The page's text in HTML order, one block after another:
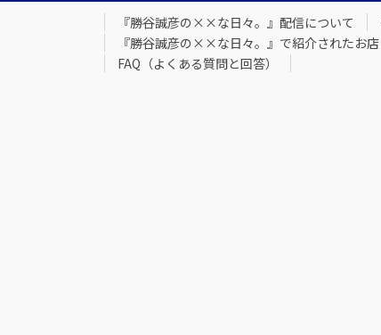
『勝谷誠彦の××な日々。』配信について
『勝谷誠彦の××な日々。』で紹介されたお店
FAQ（よくある質問と回答）